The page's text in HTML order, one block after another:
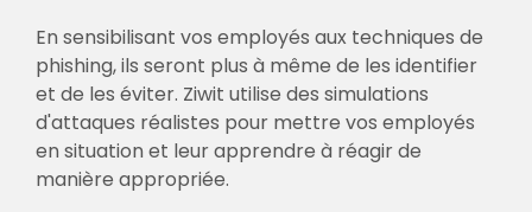
En sensibilisant vos employés aux techniques de
phishing, ils seront plus à même de les identifier
et de les éviter. Ziwit utilise des simulations
d'attaques réalistes pour mettre vos employés
en situation et leur apprendre à réagir de
manière appropriée.